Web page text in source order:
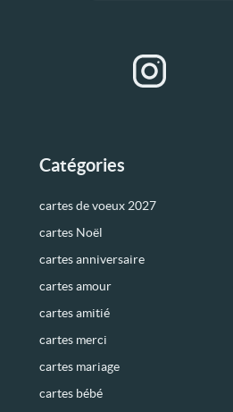
Catégories
cartes de voeux 2027
cartes Noël
cartes anniversaire
cartes amour
cartes amitié
cartes merci
cartes mariage
cartes bébé